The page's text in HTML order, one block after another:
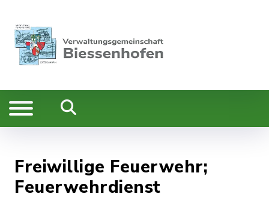
Freiwillige Feuerwehr;
Feuerwehrdienst